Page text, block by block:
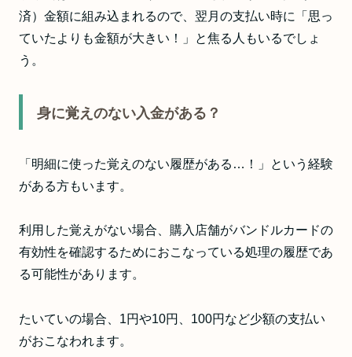
済）金額に組み込まれるので、翌月の支払い時に「思っ
ていたよりも金額が大きい！」と焦る人もいるでしょ
う。
身に覚えのない入金がある？
「明細に使った覚えのない履歴がある…！」という経験
がある方もいます。
利用した覚えがない場合、購入店舗がバンドルカードの
有効性を確認するためにおこなっている処理の履歴であ
る可能性があります。
たいていの場合、1円や10円、100円など少額の支払い
がおこなわれます。